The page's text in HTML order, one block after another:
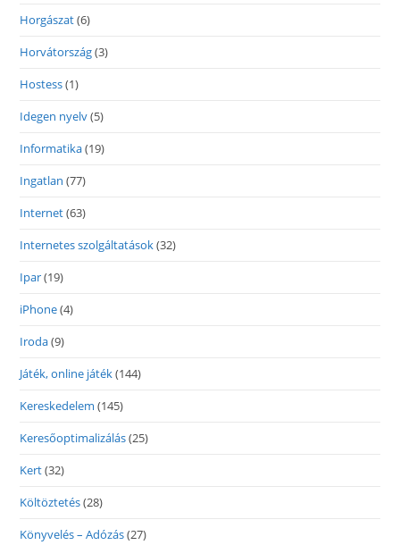
Horgászat(6)
Horvátország(3)
Hostess(1)
Idegen nyelv(5)
Informatika(19)
Ingatlan (77)
Internet(63)
Internetes szolgáltatások(32)
Ipar(19)
iPhone(4)
Iroda(9)
Játék, online játék(144)
Kereskedelem (145)
Keresőoptimalizálás(25)
Kert(32)
Költöztetés(28)
Könyvelés – Adózás(27)